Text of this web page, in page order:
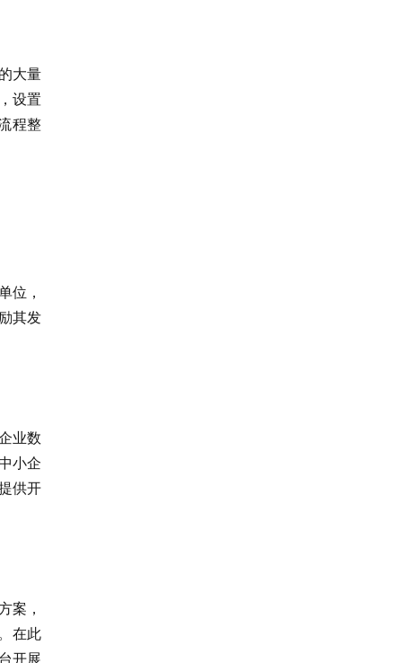
大量
设置
程整
位，
其发
业数
小企
供开
案，
在此
开展